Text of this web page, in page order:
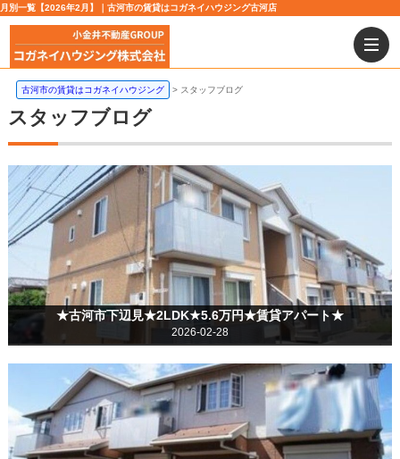
月別一覧【2026年2月】｜古河市の賃貸はコガネイハウジング古河店
古河市の賃貸はコガネイハウジング スタッフブログ
スタッフブログ
★古河市下辺見★2LDK★5.6万円★賃貸アパート★
2026-02-28